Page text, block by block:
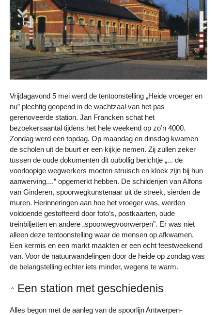
Vrijdagavond 5 mei werd de tentoonstelling „Heide vroeger en
nu” plechtig geopend in de wachtzaal van het pas
gerenoveerde station. Jan Francken schat het
bezoekersaantal tijdens het hele weekend op zo’n 4000.
Zondag werd een topdag. Op maandag en dinsdag kwamen
de scholen uit de buurt er een kijkje nemen. Zij zullen zeker
tussen de oude dokumenten dit oubollig berichtje „... de
voorloopige wegwerkers moeten struisch en kloek zijn bij hun
aanwerving....” opgemerkt hebben. De schilderijen van Alfons
van Ginderen, spoorwegkunstenaar uit de streek, sierden de
muren. Herinneringen aan hoe het vroeger was, werden
voldoende gestoffeerd door foto’s, postkaarten, oude
treinbiljetten en andere „spoorwegvoorwerpen”. Er was niet
alleen deze tentoonstelling waar de mensen op afkwamen.
Een kermis en een markt maakten er een echt feestweekend
van. Voor de natuurwandelingen door de heide op zondag was
de belangstelling echter iets minder, wegens te warm.
Een station met geschiedenis
Alles begon met de aanleg van de spoorlijn Antwerpen-